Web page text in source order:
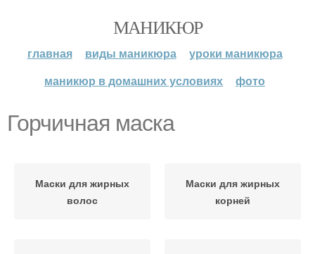
МАНИКЮР
главная виды маникюра
уроки маникюра
маникюр в домашних условиях
фото
Горчичная маска
Маски для жирных
волос
Маски для жирных
корней